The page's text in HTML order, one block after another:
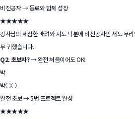
비전공자 → 동료와 함께 성장
★★★★★
강사님의 세심한 배려와 지도 덕분에 비전공자인 저도 무
무 귀했습니다.
Q2. 초보자?→ 완전 처음이어도 OK!
박
박○○
완전 초보 → 5번 프로젝트 완성
★★★★★